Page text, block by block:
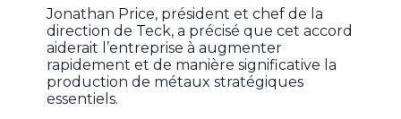
Jonathan Price, président et chef de la
direction de Teck, a précisé que cet accord
aiderait l’entreprise à augmenter
rapidement et de manière significative la
production de métaux stratégiques
essentiels.